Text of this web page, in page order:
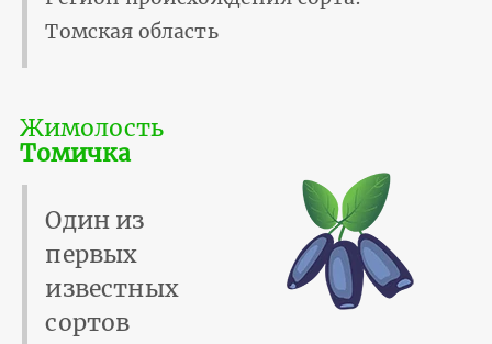
Томская область
Жимолость
Томичка
Один из
первых
известных
сортов